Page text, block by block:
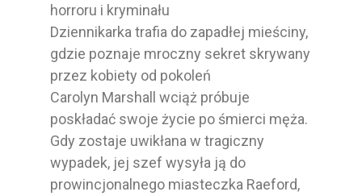
horroru i kryminału
Dziennikarka trafia do zapadłej mieściny,
gdzie poznaje mroczny sekret skrywany
przez kobiety od pokoleń
Carolyn Marshall wciąż próbuje
poskładać swoje życie po śmierci męża.
Gdy zostaje uwikłana w tragiczny
wypadek, jej szef wysyła ją do
prowincjonalnego miasteczka Raeford,